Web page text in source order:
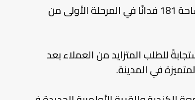
قامت شركة “الأهلي صبور” بتوقيع اتفاقية مع “ميدار” للاستثمار والتنمية العمرانية لتطوير قطعة أرض جديدة بمساحة 181 فدانًا في المرحلة الأولى من
للطلب المتزايد من العملاء بعد
في المدينة.